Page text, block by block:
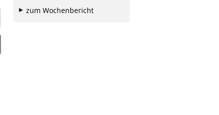
zum Wochenbericht